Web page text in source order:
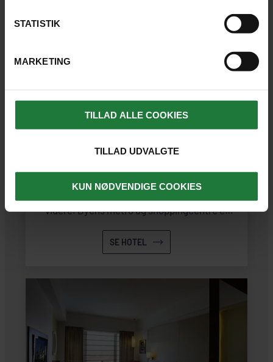
STATISTIK
MARKETING
TILLAD ALLE COOKIES
TILLAD UDVALGTE
KUN NØDVENDIGE COOKIES
Lemon Tree Premier, Delhi Airport
videre. Byens metro og shoppingcentre er
SE HOTEL